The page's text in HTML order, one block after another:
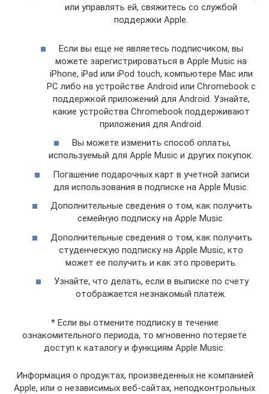
или управлять ей, свяжитесь со службой
поддержки Apple.
Если вы еще не являетесь подписчиком, вы
можете зарегистрироваться в Apple Music на
iPhone, iPad или iPod touch, компьютере Mac или
PC либо на устройстве Android или Chromebook с
поддержкой приложений для Android. Узнайте,
какие устройства Chromebook поддерживают
приложения для Android.
Вы можете изменить способ оплаты,
используемый для Apple Music и других покупок.
Погашение подарочных карт в учетной записи
для использования в подписке на Apple Music.
Дополнительные сведения о том, как получить
семейную подписку на Apple Music.
Дополнительные сведения о том, как получить
студенческую подписку на Apple Music, кто
может ее получить и как это проверить.
Узнайте, что делать, если в выписке по счету
отображается незнакомый платеж.
* Если вы отмените подписку в течение
ознакомительного периода, то мгновенно потеряете
доступ к каталогу и функциям Apple Music.
Информация о продуктах, произведенных не компанией
Apple, или о независимых веб-сайтах, неподконтрольных